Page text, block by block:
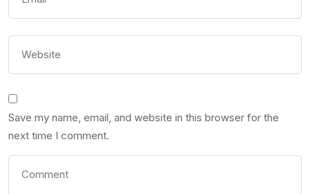
Save my name, email, and website in this browser for the
next time I comment.